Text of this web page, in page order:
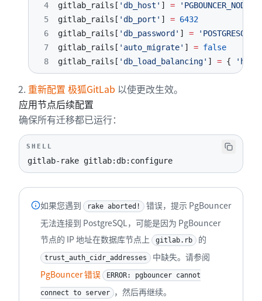
4
gitlab_rails [ 'db_host' ] = 'PGBOUNCER_NODE'
5
gitlab_rails [ 'db_port' ] = 6432
6
gitlab_rails [ 'db_password' ] =
7
gitlab_rails [ 'auto_migrate' ] = false
8
gitlab_rails [ 'db_load_balancing' ] = {
重新配置 极狐GitLab 以使更改生效。
应用节点后续配置
确保所有迁移都已运行：
SHELL
gitlab-rake gitlab:db:configure
如果您遇到 rake aborted!
错误，提示 PgBouncer
无法连接到 PostgreSQL，可能是因为 PgBouncer
节点的 IP 地址在数据库节点上
gitlab.rb 的
trust_auth_cidr_addresses
中缺失。请参阅
PgBouncer 错误
ERROR: pgbouncer cannot
connect to server ，然后再继续。